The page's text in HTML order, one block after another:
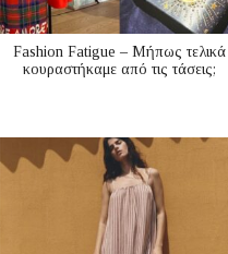
Fashion Fatigue – Μήπως τελικά
κουραστήκαμε από τις τάσεις;